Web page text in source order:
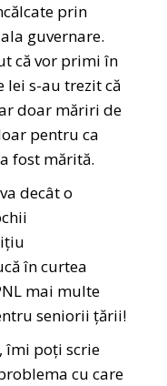
prin
guvernare.
că vor primi în
lei s-au trezit că
doar măriri de
pentru ca
fost mărită.
decât o
în curtea
mai multe
seniorii țării!
îmi poți scrie
cu care